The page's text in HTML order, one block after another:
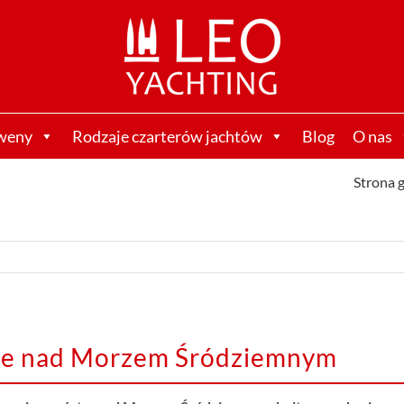
Rodzaje czarterów jachtów Blog O nas
Strona
nad Morzem Śródziemnym